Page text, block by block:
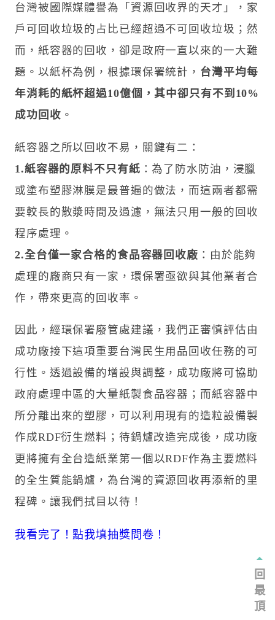
回
最
頂
台灣被國際媒體譽為「資源回收界的天才」，家
戶可回收垃圾的占比已經超過不可回收垃圾；然
而，紙容器的回收，卻是政府一直以來的一大難
題。以紙杯為例，根據環保署統計， 台灣平均每
年消耗的紙杯超過10億個，其中卻只有不到10%
成功回收 。
紙容器之所以回收不易，關鍵有二：
1.紙容器的原料不只有紙 ：為了防水防油，浸臘
或塗布塑膠淋膜是最普遍的做法，而這兩者都需
要較長的散漿時間及過濾，無法只用一般的回收
程序處理。
2.全台僅一家合格的食品容器回收廠 ：由於能夠
處理的廠商只有一家，環保署亟欲與其他業者合
作，帶來更高的回收率。
因此，經環保署廢管處建議，我們正審慎評估由
成功廠接下這項重要台灣民生用品回收任務的可
行性。透過設備的增設與調整，成功廠將可協助
政府處理中區的大量紙製食品容器；而紙容器中
所分離出來的塑膠，可以利用現有的造粒設備製
作成RDF衍生燃料；待鍋爐改造完成後，成功廠
更將擁有全台造紙業第一個以RDF作為主要燃料
的全生質能鍋爐，為台灣的資源回收再添新的里
程碑。讓我們拭目以待！
我看完了！點我填抽獎問卷！